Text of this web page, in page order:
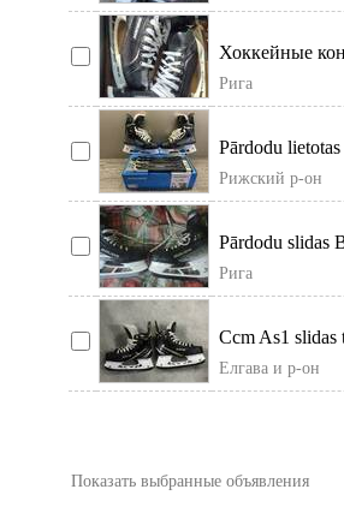
Хоккейные
фото. Мож
Рига
Pārdodu
Ti.
Рижский р-он
Pārdodu slidas
Рига
Ccm As1 slidas
Елгава и р-он
Показать выбранные объявления